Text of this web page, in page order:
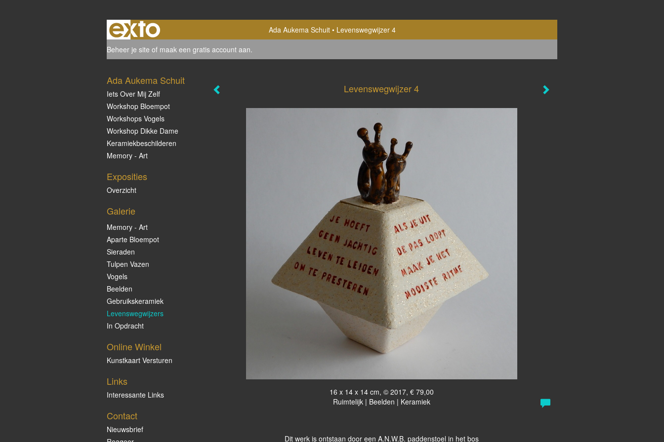
Ada Aukema Schuit
Levenswegwijzer 4
Beheer je site of maak een gratis account aan.
Levenswegwijzer 4
16 x 14 x 14 cm, © 2017, € 79,00
Ruimtelijk | Beelden | Keramiek
Dit werk is ontstaan door een A.N.W.B. paddenstoel in het bos
Ada Aukema Schuit
Iets Over Mij Zelf
Workshop Bloempot
Workshops Vogels
Workshop Dikke Dame
Keramiekbeschilderen
Memory - Art
Exposities
Overzicht
Galerie
Memory - Art
Aparte Bloempot
Sieraden
Tulpen Vazen
Vogels
Beelden
Gebruikskeramiek
Levenswegwijzers
In Opdracht
Online Winkel
Kunstkaart Versturen
Links
Interessante Links
Contact
Nieuwsbrief